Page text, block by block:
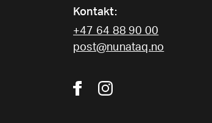
Kontakt:
+47 64 88 90 00
post@nunataq.no